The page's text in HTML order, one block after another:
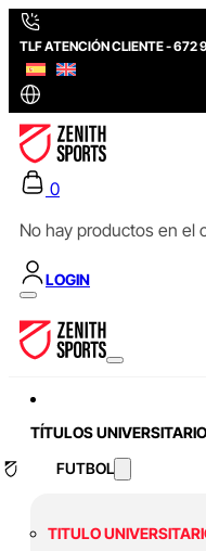
TLF ATENCIÓN CLIENTE - 672
0
No hay productos en el
LOGIN
TÍTULOS
FUTBOL
TITULO